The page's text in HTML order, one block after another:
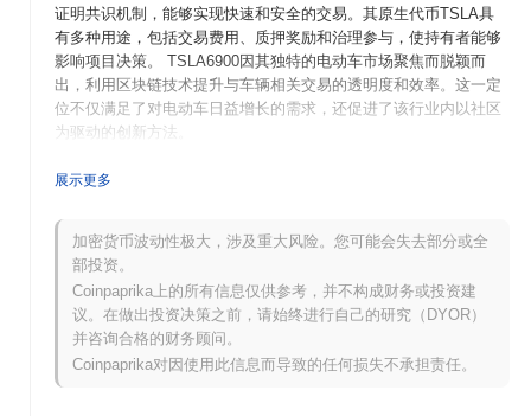
证明共识机制，能够实现快速和安全的交易。其原生代币TSLA具
有多种用途，包括交易费用、质押奖励和治理参与，使持有者能够
影响项目决策。 TSLA6900因其独特的电动车市场聚焦而脱颖而
出，利用区块链技术提升与车辆相关交易的透明度和效率。这一定
位不仅满足了对电动车日益增长的需求，还促进了该行业内以社区
为驱动的创新方法。
TSLA6900是何时以及如何开始的？
述了项目的愿景和技术框架。该项目旨在创建一个独特的代币，结
合流行文化和技术元素。白皮书发布后，TSLA6900于2021年6月推
出了测试网，允许开发者和早期用户试验平台的功能。 主网于2021
年9月上线，标志着该代币正式进入加密货币市场。早期开发集中
在建立一个强大的生态系统，以支持该代币的各种应用和用例。
TSLA6900的初始分配通过公平启动模型于2021年10月进行，旨在
确保所有参与者的公平访问。这些基础步骤为TSLA6900的增长和
展示更多
加密货币波动性极大，涉及重大风险。您可能会失去部分或全
部投资。
Coinpaprika上的所有信息仅供参考，并不构成财务或投资建
议。在做出投资决策之前，请始终进行自己的研究（DYOR）
并咨询合格的财务顾问。
Coinpaprika对因使用此信息而导致的任何损失不承担责任。